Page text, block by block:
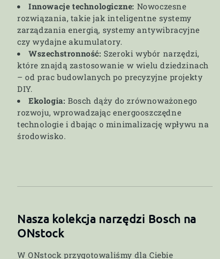
Innowacje technologiczne: Nowoczesne
rozwiązania, takie jak inteligentne systemy
zarządzania energią, systemy antywibracyjne
czy wydajne akumulatory.
Wszechstronność: Szeroki wybór narzędzi,
które znajdą zastosowanie w wielu dziedzinach
– od prac budowlanych po precyzyjne projekty
DIY.
Ekologia: Bosch dąży do zrównoważonego
rozwoju, wprowadzając energooszczędne
technologie i dbając o minimalizację wpływu na
środowisko.
Nasza kolekcja narzędzi Bosch na
ONstock
W ONstock przygotowaliśmy dla Ciebie